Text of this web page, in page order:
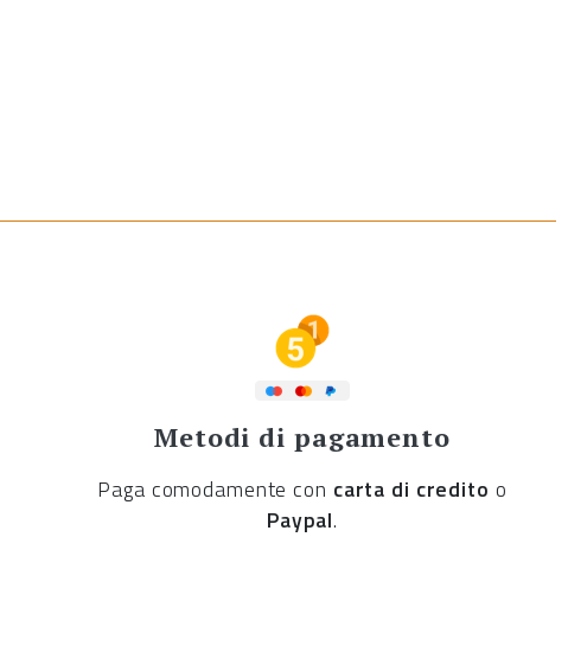
Metodi di pagamento
Paga comodamente con carta di credito o
Paypal.